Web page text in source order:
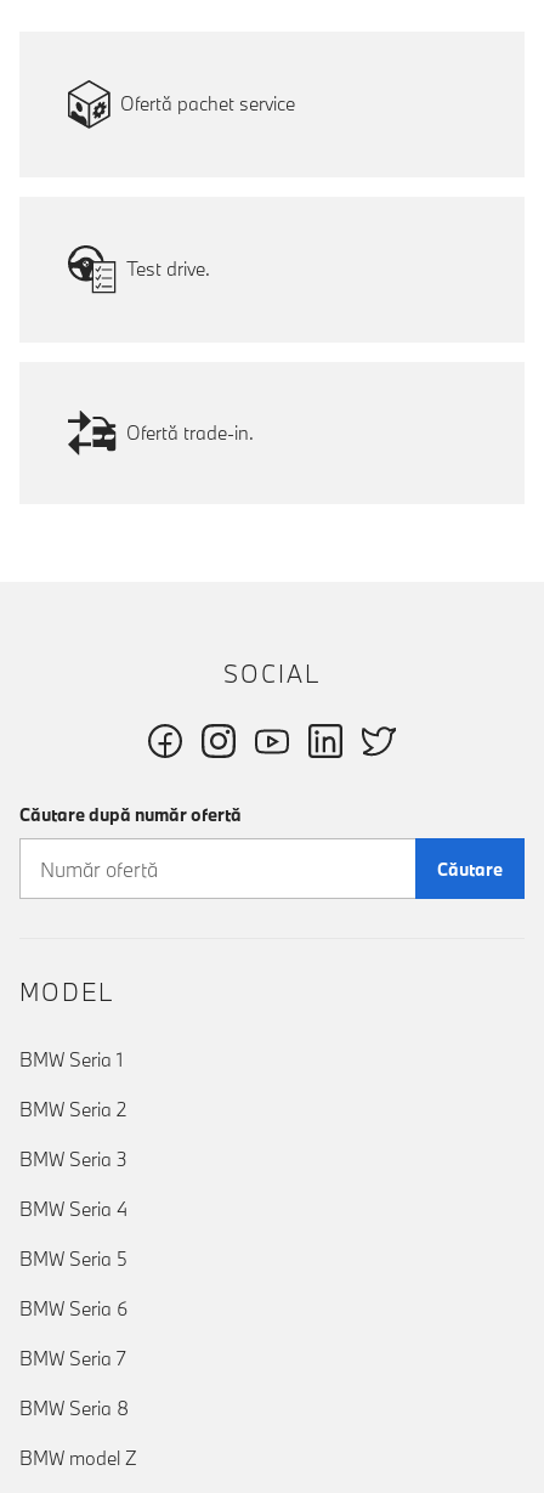
Ofertă pachet service
Test drive.
Ofertă trade-in.
SOCIAL
Căutare după număr ofertă
Căutare
MODEL
BMW Seria 1
BMW Seria 2
BMW Seria 3
BMW Seria 4
BMW Seria 5
BMW Seria 6
BMW Seria 7
BMW Seria 8
BMW model Z